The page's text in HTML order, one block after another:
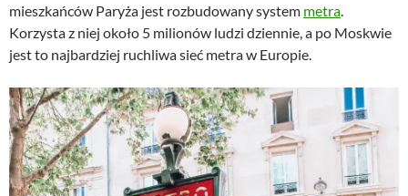
mieszkańców Paryża jest rozbudowany system metra
Korzysta z niej około 5 milionów ludzi dziennie, a po Moskwie
jest to najbardziej ruchliwa sieć metra w Europie.